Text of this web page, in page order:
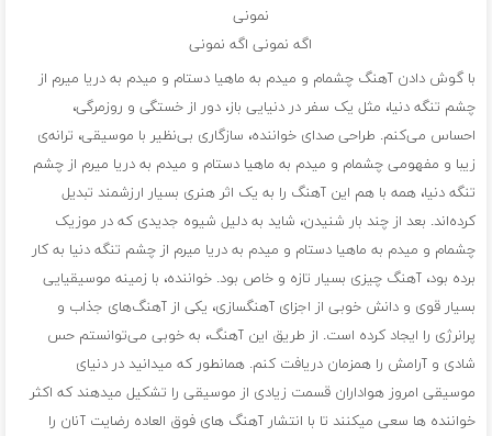
نمونی
اگه نمونی اگه نمونی
با گوش دادن آهنگ چشمام و ميدم به ماهيا دستام و ميدم به دريا ميرم از
چشم تنگه دنيا، مثل یک سفر در دنیایی باز، دور از خستگی و روزمرگی،
احساس می‌کنم. طراحی صدای خواننده، سازگاری بی‌نظیر با موسیقی، ترانه‌ی
زیبا و مفهومی چشمام و ميدم به ماهيا دستام و ميدم به دريا ميرم از چشم
تنگه دنيا، همه با هم این آهنگ را به یک اثر هنری بسیار ارزشمند تبدیل
کرده‌اند. بعد از چند بار شنیدن، شاید به دلیل شیوه جدیدی که در موزیک
چشمام و ميدم به ماهيا دستام و ميدم به دريا ميرم از چشم تنگه دنيا به کار
برده بود، آهنگ چیزی بسیار تازه و خاص بود. خواننده، با زمینه موسیقیایی
بسیار قوی و دانش خوبی از اجزای آهنگسازی، یکی از آهنگ‌های جذاب و
پرانرژی را ایجاد کرده است. از طریق این آهنگ، به خوبی می‌توانستم حس
شادی و آرامش را همزمان دریافت کنم. همانطور که میدانید در دنیای
موسیقی امروز هواداران قسمت زیادی از موسیقی را تشکیل میدهند که اکثر
خواننده‌ ها سعی میکنند تا با انتشار آهنگ ‌های فوق العاده رضایت آنان را